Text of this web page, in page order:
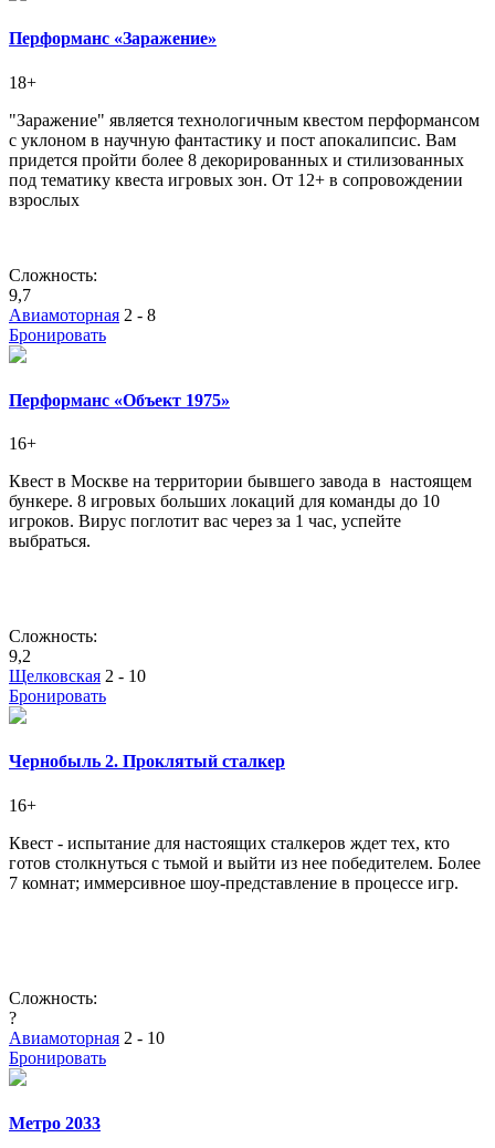
Перформанс «Заражение»
18+
"Заражение" является технологичным квестом перформансом
с уклоном в научную фантастику и пост апокалипсис. Вам
придется пройти более 8 декорированных и стилизованных
под тематику квеста игровых зон. От 12+ в сопровождении
взрослых
Сложность:
9,7
Авиамоторная 2 - 8
Бронировать
Перформанс «Объект 1975»
16+
Квест в Москве на территории бывшего завода в настоящем
бункере. 8 игровых больших локаций для команды до 10
игроков. Вирус поглотит вас через за 1 час, успейте
выбраться.
Сложность:
9,2
Щелковская 2 - 10
Бронировать
Чернобыль 2. Проклятый сталкер
16+
Квест - испытание для настоящих сталкеров ждет тех, кто
готов столкнуться с тьмой и выйти из нее победителем. Более
7 комнат; иммерсивное шоу-представление в процессе игр.
Сложность:
?
Авиамоторная 2 - 10
Бронировать
Метро 2033